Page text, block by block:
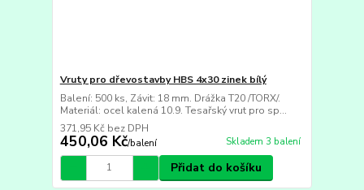
Vruty pro dřevostavby HBS 4x30 zinek bílý
Balení: 500 ks, Závit: 18 mm. Drážka T20 /TORX/.
Materiál: ocel kalená 10.9. Tesařský vrut pro sp...
450,06 Kč/balení
371,95 Kč bez DPH
Skladem 3 balení
Přidat do košíku